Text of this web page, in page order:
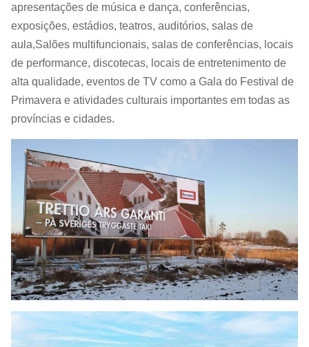
Manutenção: Manutenção da
Meio
Ambiente:
Em ambientes internos
Classificação
Frente: IP20 Atrás:
Taxa de
atualização:
Tipo de
instalação:
Escala
cinzenta:
14 bits
H:140°;
apresentações de música e dança, conferências,
exposições, estádios, teatros, auditórios, salas de
aula,Salões multifuncionais, salas de conferências, locais
de performance, discotecas, locais de entretenimento de
alta qualidade, eventos de TV como a Gala do Festival de
Primavera e atividades culturais importantes em todas as
províncias e cidades.